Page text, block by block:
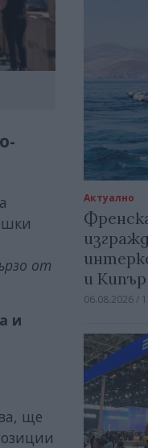
от
и
ще
Актуално
и Кипър
06.08.2026 /